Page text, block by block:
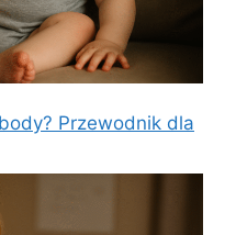
Przewodnik dla